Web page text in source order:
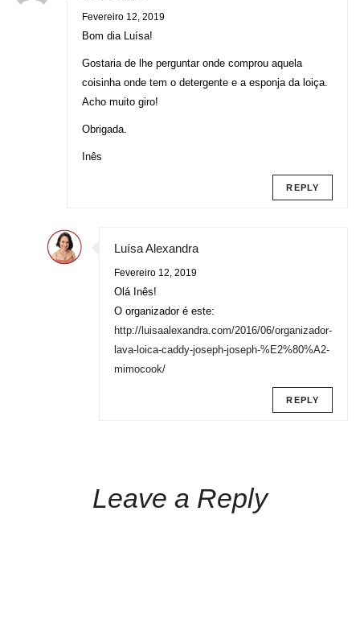
Fevereiro 12, 2019
Bom dia Luísa!
Gostaria de lhe perguntar onde comprou aquela
coisinha onde tem o detergente e a esponja da loiça.
Acho muito giro!
Obrigada.
Inês
REPLY
Luísa Alexandra
Fevereiro 12, 2019
Olá Inês!
O organizador é este:
http://luisaalexandra.com/2016/06/organizador-
lava-loica-caddy-joseph-joseph-%E2%80%A2-
mimocook/
REPLY
Leave a Reply